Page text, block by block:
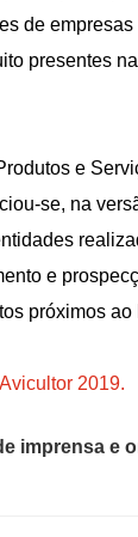
de
presentes
e
se, na
e
próximos
Avicultor 2019.
imprensa e